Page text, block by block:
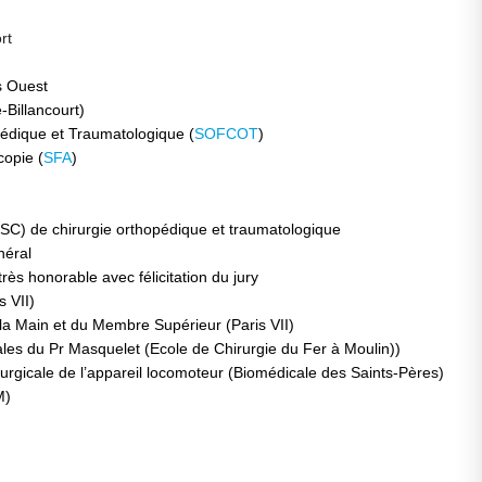
Ouest
Billancourt)
et Traumatologique (SOFCOT)
(SFA)
de chirurgie orthopédique et traumatologique
honorable avec félicitation du jury
VII)
Main et du Membre Supérieur (Paris VII)
du Pr Masquelet (Ecole de Chirurgie du Fer à Moulin))
de l’appareil locomoteur (Biomédicale des Saints-Pères)